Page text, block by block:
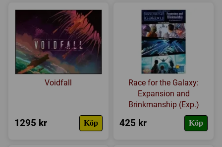
Voidfall
1295 kr Köp
Race for the Galaxy:
Expansion and
Brinkmanship (Exp.)
425 kr Köp